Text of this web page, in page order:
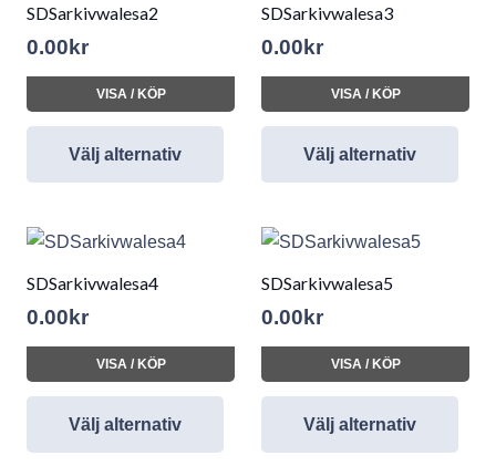
SDSarkivwalesa2
0.00 kr
VISA / KÖP
Välj alternativ
SDSarkivwalesa3
0.00 kr
VISA / KÖP
Välj alternativ
SDSarkivwalesa4
0.00 kr
VISA / KÖP
Välj alternativ
SDSarkivwalesa5
0.00 kr
VISA / KÖP
Välj alternativ